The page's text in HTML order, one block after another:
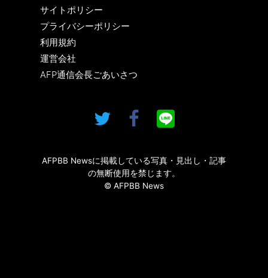
サイトポリシー
プライバシーポリシー
利用規約
運営会社
AFP通信会長ごあいさつ
AFPBB Newsに掲載している写真・見出し・記事
の無断使用を禁じます。
© AFPBB News